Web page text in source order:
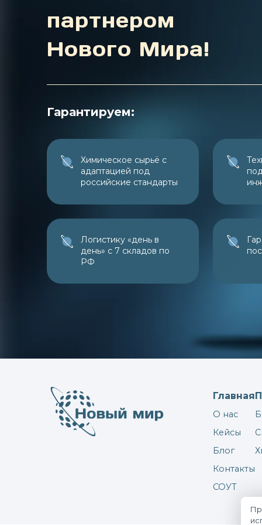
партнером
Нового Мира!
Гарантируем:
Химическое сырьё с
адаптацией под
российские стандарты
Логистику «день в
день» с 7 складов по
РФ
Главная
О нас
Кейсы
Блог
Контакты
СОУТ